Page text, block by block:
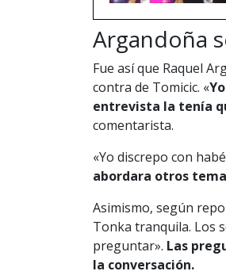
Argandoña
Fue así que Raquel
contra de Tomicic. «
entrevista la tenía
comentarista.
«Yo discrepo con
abordara otros
Asimismo, según
Tonka tranquila. Los
preguntar». Las
la conversación.